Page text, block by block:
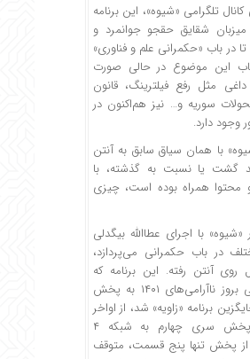
تلگرامی «شیوه»، این برنامه
شقایق حقجو جوانمرد و
در باب «حکمرانی علم و فناوری»
این موضوع در حالی صورت
مثل رفع فیلترینگ، قانون
سوریه و… نیز هم‌اکنون در
دارد.
با همان سیاق سابق به آنتن
گشت یا نسبت به گذشته، با
محتوا همراه بوده است، چیزی
«شیوه» با اجرای عطاالله بیگدلی
در باب حکمرانی می‌پردازد،
در ۴ فصل روی آنتن رفته. این برنامه که
نخستین بار در پی بروز ناآرامی‌های ۱۴۰۱ به پخش
برنامه «زاویه» شد، از اواخر
تیرماه ۱۴۰۳ با پخش سری چهارم به شبکه ۴
از پخش تنها پنج قسمت، متوقف